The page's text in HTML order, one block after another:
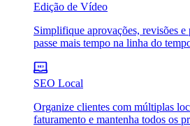
Edição de Vídeo
Simplifique aprovações, revisões e
passe mais tempo na linha do
SEO Local
Organize clientes com múltiplas
faturamento e mantenha todos os